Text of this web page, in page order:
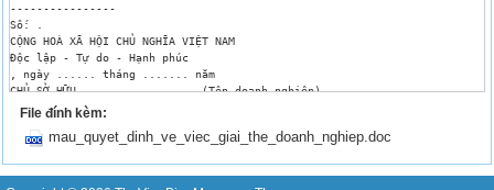
----------------
Số: .
CỘNG HOÀ XÃ HỘI CHỦ NGHĨA VIỆT NAM
Độc lập - Tự do - Hạnh phúc
, ngày ...... tháng ....... năm
CHỦ SỞ HỮU ................. (Tên doanh nghiệp)
- Căn cứ Luật Doanh nghiệp số 68/2014/QH13 và các văn bản hướng dẫn thi
- Căn cứ
ĐIỀU 1: Giải thể .. (Tên doanh nghiệp)
File đính kèm:
mau_quyet_dinh_ve_viec_giai_the_doanh_nghiep.doc